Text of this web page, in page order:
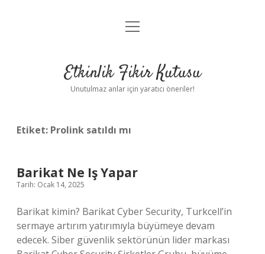
Anasayfa
Yasal Uyarı
menüyü
Etkinlik Fikir Kutusu
Unutulmaz anlar için yaratıcı öneriler!
Etiket: Prolink satıldı mı
Barikat Ne Iş Yapar
Tarih: Ocak 14, 2025
Barikat kimin? Barikat Cyber ​​​​​​​​Security, Turkcell’in
sermaye artırım yatırımıyla büyümeye devam
edecek. Siber güvenlik sektörünün lider markası